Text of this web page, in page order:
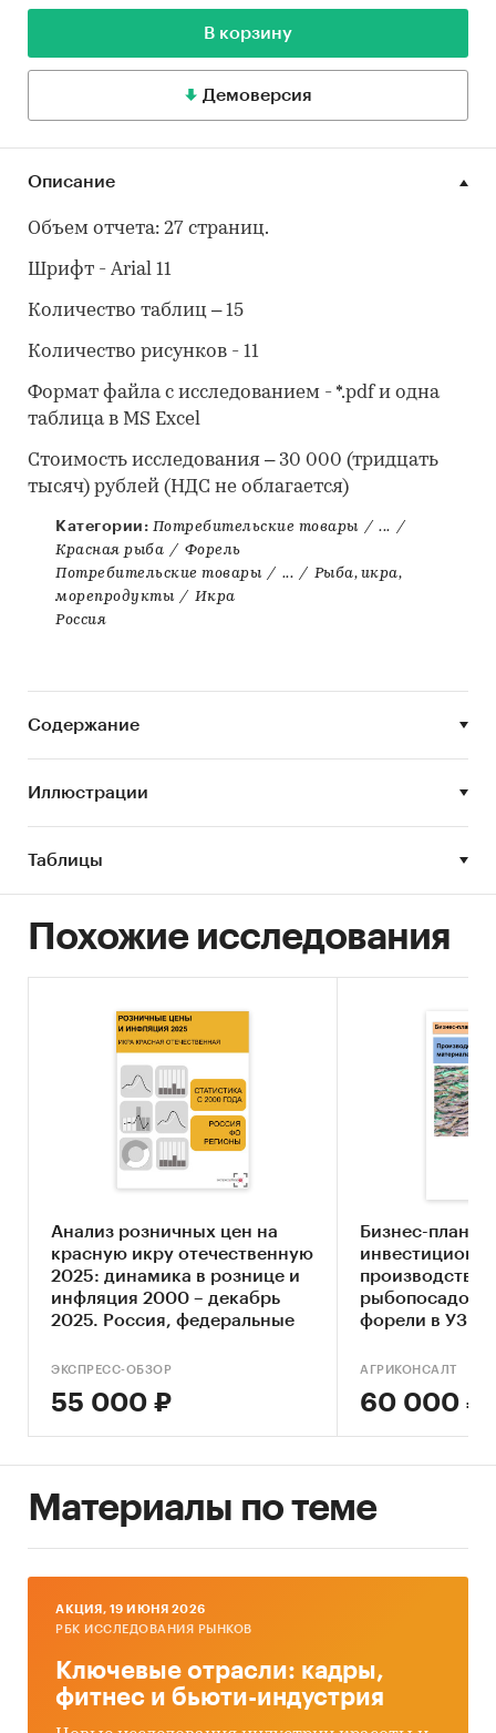
В корзину
Демоверсия
Описание
Объем отчета: 27 страниц.
Шрифт - Arial 11
Количество таблиц – 15
Количество рисунков - 11
Формат файла с исследованием - *.pdf и одна
таблица в MS Excel
Стоимость исследования – 30 000 (тридцать
тысяч) рублей (НДС не облагается)
Категории: Потребительские товары / ... /
Красная рыба / Форель
Потребительские товары / ... / Рыба, икра,
морепродукты / Икра
Россия
Содержание
Иллюстрации
Таблицы
Похожие исследования
Анализ розничных цен на
красную икру отечественную
2025: динамика в рознице и
инфляция 2000 – декабрь
2025. Россия, федеральные
ЭКСПРЕСС-ОБЗОР
55 000 ₽
Бизнес-план
производства
форели в УЗВ
АГРИКОНСАЛТ
60 000 ₽
Материалы по теме
AКЦИЯ, 19 ИЮНЯ 2026
РБК ИССЛЕДОВАНИЯ РЫНКОВ
Ключевые отрасли: кадры,
фитнес и бьюти-индустрия